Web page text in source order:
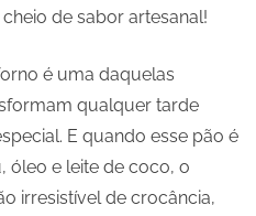
de sabor artesanal!
é uma daquelas
qualquer tarde
E quando esse pão é
óleo e leite de coco, o
irresistível de crocância,